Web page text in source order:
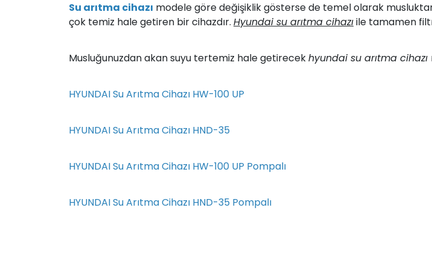
Su arıtma cihazı modele göre değişiklik gösterse de temel olarak
çok temiz hale getiren bir cihazdır. Hyundai su arıtma cihazıile tamamen
Musluğunuzdan akan suyu tertemiz hale getirecekhyundai su arıtma cihazı
HYUNDAI Su Arıtma Cihazı HW-100 UP
HYUNDAI Su Arıtma Cihazı HND-35
HYUNDAI Su Arıtma Cihazı HW-100 UP Pompalı
HYUNDAI Su Arıtma Cihazı HND-35 Pompalı